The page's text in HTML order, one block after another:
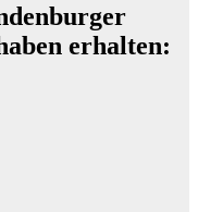
erhalten: